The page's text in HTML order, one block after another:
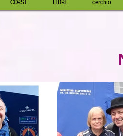
CORSI LIBRI cerchio